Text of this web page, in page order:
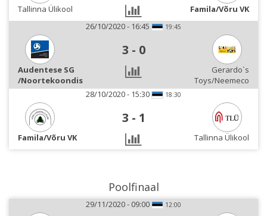
Tallinna Ülikool
Famila/Võru VK
26/10/2020 - 16:45
19:45
3 - 0
Audentese SG
/Noortekoondis
Gerardo`s
Toys/Neemeco
28/10/2020 - 15:30
18:30
3 - 1
Famila/Võru VK Tallinna Ülikool
Poolfinaal
29/11/2020 - 09:00 12:00